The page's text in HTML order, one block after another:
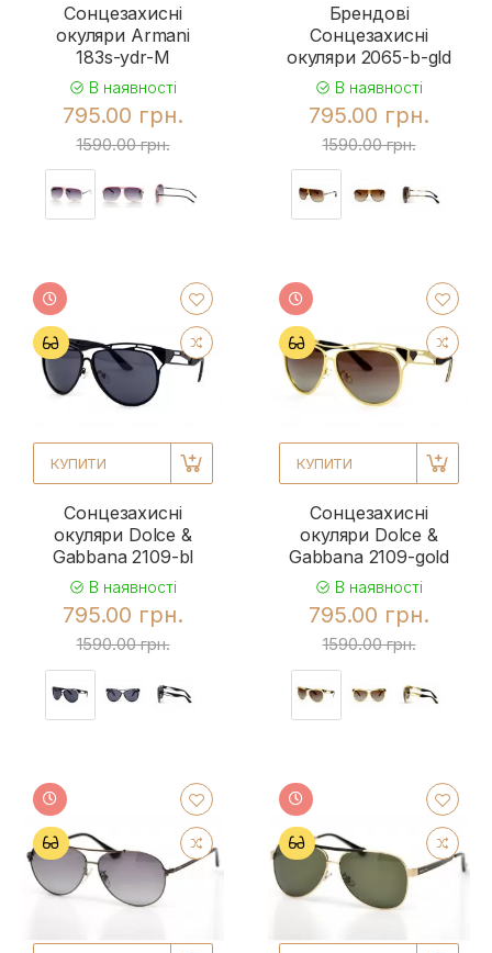
Сонцезахисні
окуляри Armani
183s-ydr-M
В наявності
795.00 грн.
1590.00 грн.
Брендові
Сонцезахисні
окуляри 2065-b-gld
В наявності
795.00 грн.
1590.00 грн.
КУПИТИ
Сонцезахисні
окуляри Dolce &
Gabbana 2109-bl
В наявності
795.00 грн.
1590.00 грн.
КУПИТИ
Сонцезахисні
окуляри Dolce &
Gabbana 2109-gold
В наявності
795.00 грн.
1590.00 грн.